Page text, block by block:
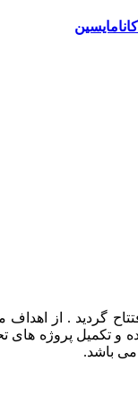
دامپزشکی
و تکمیل پروژه
می باشد.